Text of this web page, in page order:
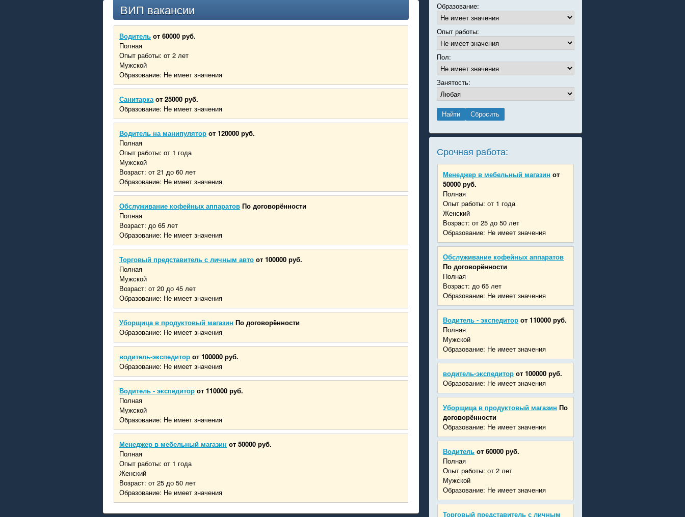
ВИП вакансии
Водитель от 60000 руб.
Полная
Опыт работы: от 2 лет
Мужской
Образование: Не имеет значения
Санитарка от 25000 руб.
Образование: Не имеет значения
Водитель на манипулятор от 120000 руб.
Полная
Опыт работы: от 1 года
Мужской
Возраст: от 21 до 60 лет
Образование: Не имеет значения
Обслуживание кофейных аппаратов По договорённости
Полная
Возраст: до 65 лет
Образование: Не имеет значения
Торговый представитель с личным авто от 100000 руб.
Полная
Мужской
Возраст: от 20 до 45 лет
Образование: Не имеет значения
Уборщица в продуктовый магазин По договорённости
Образование: Не имеет значения
водитель-экспедитор от 100000 руб.
Образование: Не имеет значения
Водитель - экспедитор от 110000 руб.
Полная
Мужской
Образование: Не имеет значения
Менеджер в мебельный магазин от 50000 руб.
Полная
Опыт работы: от 1 года
Женский
Возраст: от 25 до 50 лет
Образование: Не имеет значения
Образование:
Опыт работы:
Пол:
Занятость:
Срочная работа:
Менеджер в мебельный магазин от
50000 руб.
Полная
Опыт работы: от 1 года
Женский
Возраст: от 25 до 50 лет
Образование: Не имеет значения
Обслуживание кофейных аппаратов
По договорённости
Полная
Возраст: до 65 лет
Образование: Не имеет значения
Водитель - экспедитор от 110000 руб.
Полная
Мужской
Образование: Не имеет значения
водитель-экспедитор от 100000 руб.
Образование: Не имеет значения
Уборщица в продуктовый магазин По
договорённости
Образование: Не имеет значения
Водитель от 60000 руб.
Полная
Опыт работы: от 2 лет
Мужской
Образование: Не имеет значения
Торговый представитель с личным